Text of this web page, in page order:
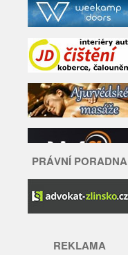
PRÁVNÍ PORADNA
REKLAMA